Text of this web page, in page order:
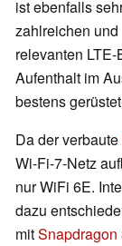
ist ebenfalls
zahlreichen
relevanten
Aufenthalt im
bestens
Da der verbaute
Wi-Fi-7-Netz
nur WiFi 6E.
dazu
mitSnapdragon